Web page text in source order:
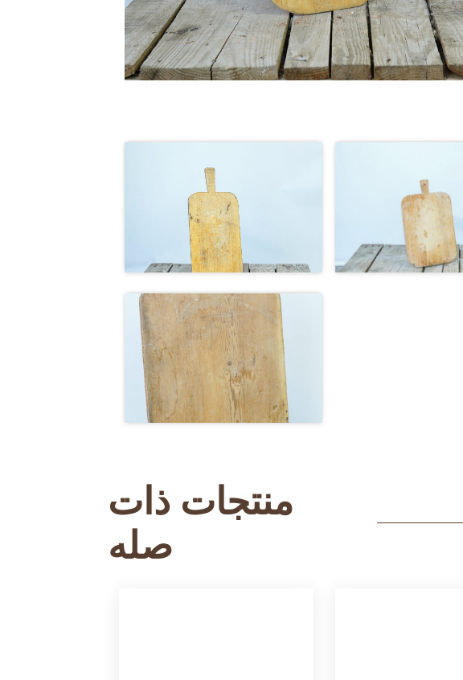
منتجات ذات
صله